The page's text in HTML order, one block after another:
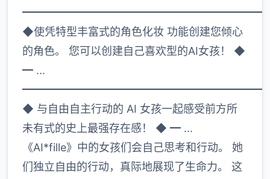
◆使凭特型丰富式的角色化妆 功能创建您倾心
的角色。 您可以创建自己喜欢型的AI女孩！ ◆
━ ...
◆ 与自由自主行动的 AI 女孩一起感受前方所
未有式的史上最强存在感！ ◆ ━ ...
《AI*fille》中的女孩们会自己思考和行动。 她
们独立自由的行动，真际地展现了生命力。 这